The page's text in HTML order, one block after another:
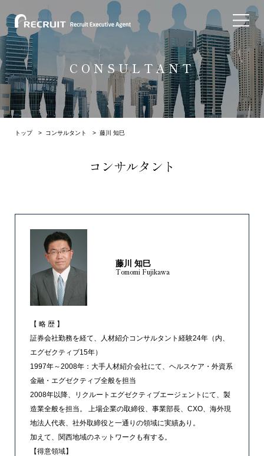
CONSULTANT
トップ > コンサルタント > 藤川 知巳
コンサルタント
藤川 知巳
Tomomi Fujikawa
【 略 歴 】
証券会社勤務を経て、人材紹介コンサルタント経験24年（内、
エグゼクティブ15年）
1997年～2008年：大手人材紹介会社にて、ヘルスケア・外資系
金融・エグゼクティブ全般を担当
2008年以降、リクルートエグゼクティブエージェントにて、製
造業全般を担当。 上場企業の取締役、事業部長、CXO、海外現
地法人代表、社外取締役と一通りの領域に実績あり。
加えて、関西地域のネットワークも有する。
【得意領域】